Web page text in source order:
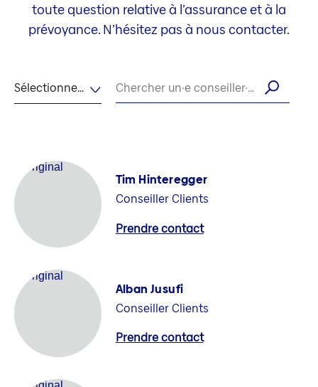
toute question relative à l’assurance et à la
prévoyance. N’hésitez pas à nous contacter.
Sélectionner la langue Chercher un·e conseiller·ère par son nom
Tim Hinteregger
Conseiller Clients
Prendre contact
Alban Jusufi
Conseiller Clients
Prendre contact